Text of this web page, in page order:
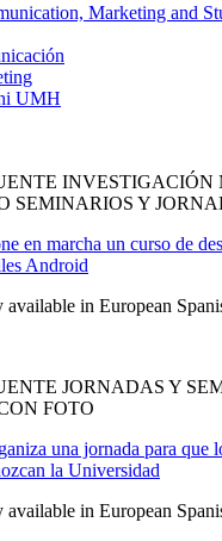
Marketing and
UMH
INVESTIGACIÓN
SEMINARIOS Y
en marcha un curso de
Android
in European
JORNADAS Y
FOTO
una jornada para que
la Universidad
in European